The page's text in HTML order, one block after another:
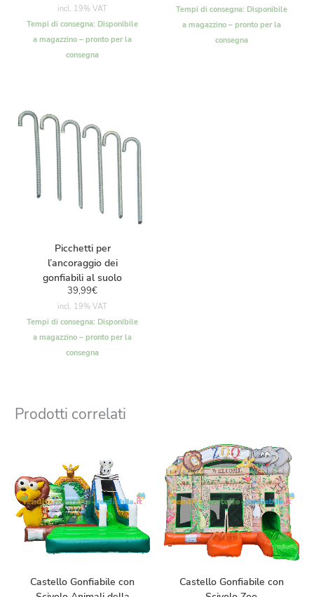
incl. 19% VAT
Tempi di consegna: Disponibile
a magazzino – pronto per la
consegna
Tempi di consegna: Disponibile
a magazzino – pronto per la
consegna
Picchetti per
l’ancoraggio dei
gonfiabili al suolo
39,99€
incl. 19% VAT
Tempi di consegna: Disponibile
a magazzino – pronto per la
consegna
Prodotti correlati
Castello Gonfiabile con
Castello Gonfiabile con